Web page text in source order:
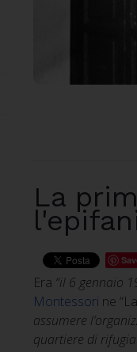
La
Era “il 6 gennaio
Montessori ne
assumere
quartiere di